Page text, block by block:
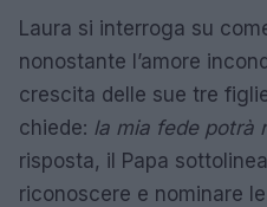
Laura si interroga su
nonostante l’amore
crescita delle sue tre
chiede: la mia fede potrà
risposta, il Papa
riconoscere e nominare